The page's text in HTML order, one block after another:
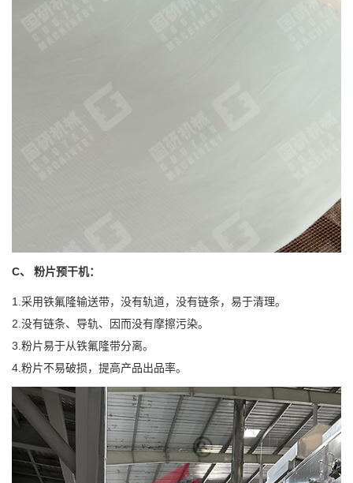
C、 粉片预干机：
1.采用铁氟隆输送带，没有轨道，没有链条，易于清理。
2.没有链条、导轨、因而没有摩擦污染。
3.粉片易于从铁氟隆带分离。
4.粉片不易破损，提高产品出品率。